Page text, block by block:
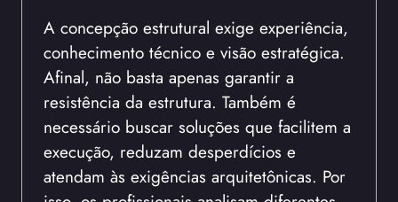
A concepção estrutural exige experiência,
conhecimento técnico e visão estratégica.
Afinal, não basta apenas garantir a
resistência da estrutura. Também é
necessário buscar soluções que facilitem a
execução, reduzam desperdícios e
atendam às exigências arquitetônicas. Por